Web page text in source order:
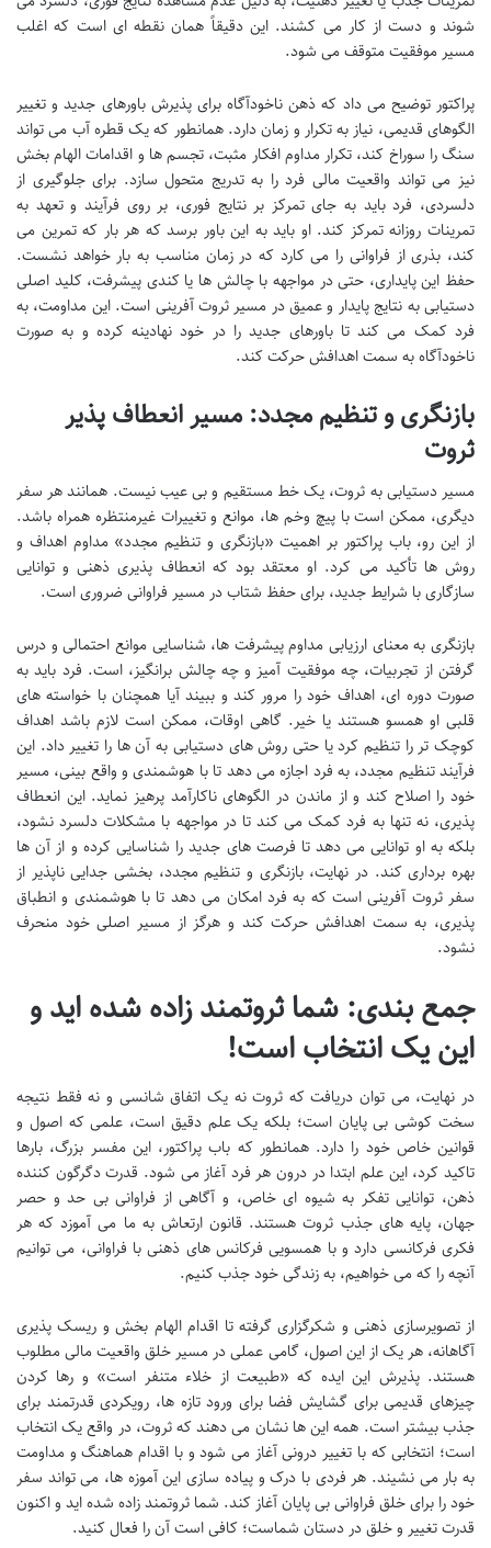
شوند و دست از کار می کشند. این دقیقاً همان نقطه ای است که اغلب
مسیر موفقیت متوقف می شود.
پراکتور توضیح می داد که ذهن ناخودآگاه برای پذیرش باورهای جدید و تغییر
الگوهای قدیمی، نیاز به تکرار و زمان دارد. همانطور که یک قطره آب می تواند
سنگ را سوراخ کند، تکرار مداوم افکار مثبت، تجسم ها و اقدامات الهام بخش
نیز می تواند واقعیت مالی فرد را به تدریج متحول سازد. برای جلوگیری از
دلسردی، فرد باید به جای تمرکز بر نتایج فوری، بر روی فرآیند و تعهد به
تمرینات روزانه تمرکز کند. او باید به این باور برسد که هر بار که تمرین می
کند، بذری از فراوانی را می کارد که در زمان مناسب به بار خواهد نشست.
حفظ این پایداری، حتی در مواجهه با چالش ها یا کندی پیشرفت، کلید اصلی
دستیابی به نتایج پایدار و عمیق در مسیر ثروت آفرینی است. این مداومت، به
فرد کمک می کند تا باورهای جدید را در خود نهادینه کرده و به صورت
ناخودآگاه به سمت اهدافش حرکت کند.
بازنگری و تنظیم مجدد: مسیر انعطاف پذیر
ثروت
مسیر دستیابی به ثروت، یک خط مستقیم و بی عیب نیست. همانند هر سفر
دیگری، ممکن است با پیچ وخم ها، موانع و تغییرات غیرمنتظره همراه باشد.
از این رو، باب پراکتور بر اهمیت «بازنگری و تنظیم مجدد» مداوم اهداف و
روش ها تأکید می کرد. او معتقد بود که انعطاف پذیری ذهنی و توانایی
سازگاری با شرایط جدید، برای حفظ شتاب در مسیر فراوانی ضروری است.
بازنگری به معنای ارزیابی مداوم پیشرفت ها، شناسایی موانع احتمالی و درس
گرفتن از تجربیات، چه موفقیت آمیز و چه چالش برانگیز، است. فرد باید به
صورت دوره ای، اهداف خود را مرور کند و ببیند آیا همچنان با خواسته های
قلبی او همسو هستند یا خیر. گاهی اوقات، ممکن است لازم باشد اهداف
کوچک تر را تنظیم کرد یا حتی روش های دستیابی به آن ها را تغییر داد. این
فرآیند تنظیم مجدد، به فرد اجازه می دهد تا با هوشمندی و واقع بینی، مسیر
خود را اصلاح کند و از ماندن در الگوهای ناکارآمد پرهیز نماید. این انعطاف
پذیری، نه تنها به فرد کمک می کند تا در مواجهه با مشکلات دلسرد نشود،
بلکه به او توانایی می دهد تا فرصت های جدید را شناسایی کرده و از آن ها
بهره برداری کند. در نهایت، بازنگری و تنظیم مجدد، بخشی جدایی ناپذیر از
سفر ثروت آفرینی است که به فرد امکان می دهد تا با هوشمندی و انطباق
پذیری، به سمت اهدافش حرکت کند و هرگز از مسیر اصلی خود منحرف
نشود.
جمع بندی: شما ثروتمند زاده شده اید و
این یک انتخاب است!
در نهایت، می توان دریافت که ثروت نه یک اتفاق شانسی و نه فقط نتیجه
سخت کوشی بی پایان است؛ بلکه یک علم دقیق است، علمی که اصول و
قوانین خاص خود را دارد. همانطور که باب پراکتور، این مفسر بزرگ، بارها
تاکید کرد، این علم ابتدا در درون هر فرد آغاز می شود. قدرت دگرگون کننده
ذهن، توانایی تفکر به شیوه ای خاص، و آگاهی از فراوانی بی حد و حصر
جهان، پایه های جذب ثروت هستند. قانون ارتعاش به ما می آموزد که هر
فکری فرکانسی دارد و با همسویی فرکانس های ذهنی با فراوانی، می توانیم
آنچه را که می خواهیم، به زندگی خود جذب کنیم.
از تصویرسازی ذهنی و شکرگزاری گرفته تا اقدام الهام بخش و ریسک پذیری
آگاهانه، هر یک از این اصول، گامی عملی در مسیر خلق واقعیت مالی مطلوب
هستند. پذیرش این ایده که «طبیعت از خلاء متنفر است» و رها کردن
چیزهای قدیمی برای گشایش فضا برای ورود تازه ها، رویکردی قدرتمند برای
جذب بیشتر است. همه این ها نشان می دهند که ثروت، در واقع یک انتخاب
است؛ انتخابی که با تغییر درونی آغاز می شود و با اقدام هماهنگ و مداومت
به بار می نشیند. هر فردی با درک و پیاده سازی این آموزه ها، می تواند سفر
خود را برای خلق فراوانی بی پایان آغاز کند. شما ثروتمند زاده شده اید و اکنون
قدرت تغییر و خلق در دستان شماست؛ کافی است آن را فعال کنید.